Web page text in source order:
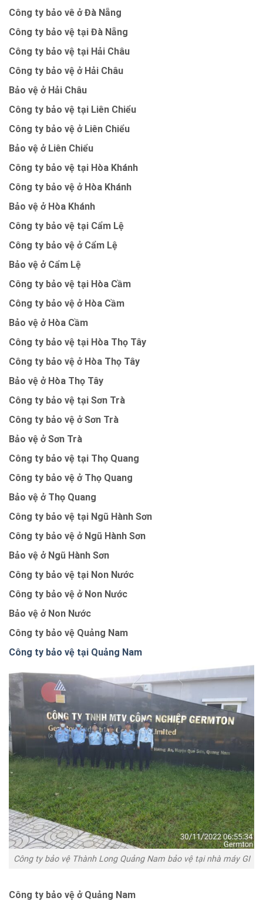
Công ty bảo vê ở Đà Nẵng
Công ty bảo vệ tại Đà Nẵng
Công ty bảo vệ tại Hải Châu
Công ty bảo vệ ở Hải Châu
Bảo vệ ở Hải Châu
Công ty bảo vệ tại Liên Chiểu
Công ty bảo vệ ở Liên Chiểu
Bảo vệ ở Liên Chiểu
Công ty bảo vệ tại Hòa Khánh
Công ty bảo vệ ở Hòa Khánh
Bảo vệ ở Hòa Khánh
Công ty bảo vệ tại Cẩm Lệ
Công ty bảo vệ ở Cẩm Lệ
Bảo vệ ở Cẩm Lệ
Công ty bảo vệ tại Hòa Cầm
Công ty bảo vệ ở Hòa Cầm
Bảo vệ ở Hòa Cầm
Công ty bảo vệ tại Hòa Thọ Tây
Công ty bảo vệ ở Hòa Thọ Tây
Bảo vệ ở Hòa Thọ Tây
Công ty bảo vệ tại Sơn Trà
Công ty bảo vệ ở Sơn Trà
Bảo vệ ở Sơn Trà
Công ty bảo vệ tại Thọ Quang
Công ty bảo vệ ở Thọ Quang
Bảo vệ ở Thọ Quang
Công ty bảo vệ tại Ngũ Hành Sơn
Công ty bảo vệ ở Ngũ Hành Sơn
Bảo vệ ở Ngũ Hành Sơn
Công ty bảo vệ tại Non Nước
Công ty bảo vệ ở Non Nước
Bảo vệ ở Non Nước
Công ty bảo vệ Quảng Nam
Công ty bảo vệ tại Quảng Nam
Công ty bảo vệ Thành Long Quảng Nam bảo vệ tại nhà máy GI
Công ty bảo vệ ở Quảng Nam